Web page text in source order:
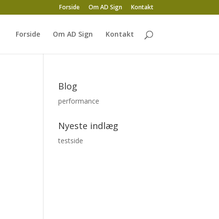
Forside Om AD Sign Kontakt
Forside Om AD Sign Kontakt
Blog
performance
Nyeste indlæg
testside